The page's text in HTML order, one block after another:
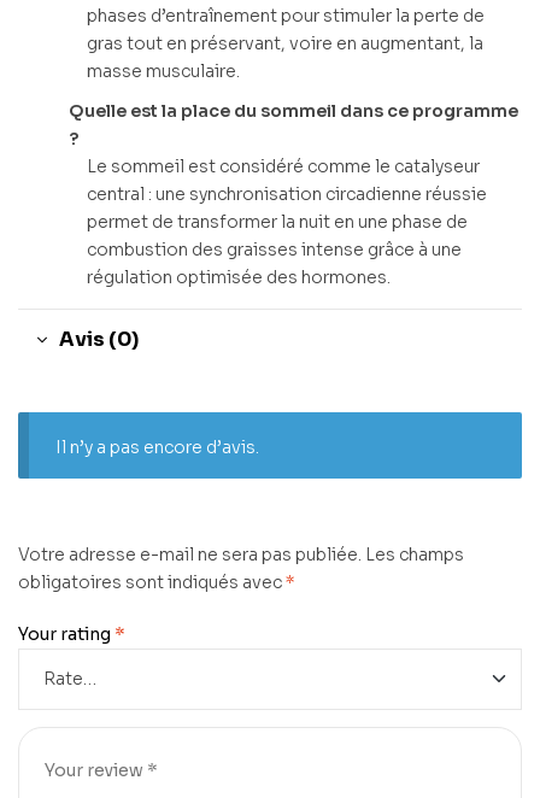
phases d’entraînement pour stimuler la perte de
gras tout en préservant, voire en augmentant, la
masse musculaire.
Quelle est la place du sommeil dans ce programme
?
Le sommeil est considéré comme le catalyseur
central : une synchronisation circadienne réussie
permet de transformer la nuit en une phase de
combustion des graisses intense grâce à une
régulation optimisée des hormones.
Avis (0)
Il n’y a pas encore d’avis.
Votre adresse e-mail ne sera pas publiée. Les champs
obligatoires sont indiqués avec*
Your rating *